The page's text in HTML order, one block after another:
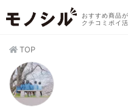
おすすめ商品
クチコミポイ
TOP